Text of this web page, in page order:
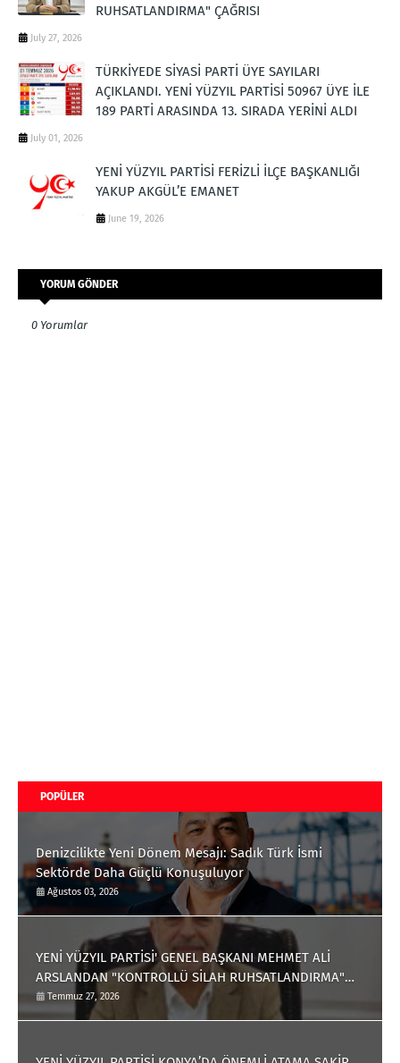
RUHSATLANDIRMA" ÇAĞRISI
July 27, 2026
TÜRKİYEDE SİYASİ PARTİ ÜYE SAYILARI
AÇIKLANDI. YENİ YÜZYIL PARTİSİ 50967 ÜYE İLE
189 PARTİ ARASINDA 13. SIRADA YERİNİ ALDI
July 01, 2026
YENİ YÜZYIL PARTİSİ FERİZLİ İLÇE BAŞKANLIĞI
YAKUP AKGÜL’E EMANET
June 19, 2026
YORUM GÖNDER
0 Yorumlar
POPÜLER
Denizcilikte Yeni Dönem Mesajı: Sadık Türk İsmi
Sektörde Daha Güçlü Konuşuluyor
Ağustos 03, 2026
YENİ YÜZYIL PARTİSİ' GENEL BAŞKANI MEHMET ALİ
ARSLANDAN "KONTROLLÜ SİLAH RUHSATLANDIRMA"
ÇAĞRISI
Temmuz 27, 2026